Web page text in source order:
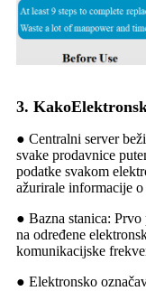
3. Kako
● Centralni server
svake prodavnice
podatke svakom
ažurirale informacije
● Bazna stanica: Prvo
na određene
komunikacijske
● Elektronsko